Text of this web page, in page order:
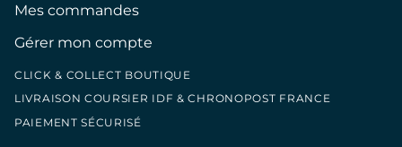
Mes commandes
Gérer mon compte
CLICK & COLLECT BOUTIQUE
LIVRAISON COURSIER IDF & CHRONOPOST FRANCE
PAIEMENT SÉCURISÉ